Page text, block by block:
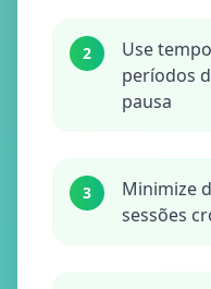
2
Use
períodos
pausa
3
Minimize
sessões